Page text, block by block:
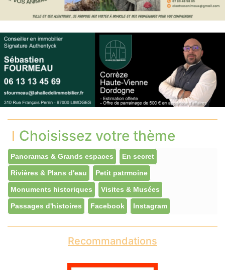
Choisissez votre thème
Panoramas & Grands espaces En secret
Rivières & Plans d'eau Petit patrmoine
Monuments historiques Visites & Musées
Passages d'histoires Facebook Instagram
Recommandations